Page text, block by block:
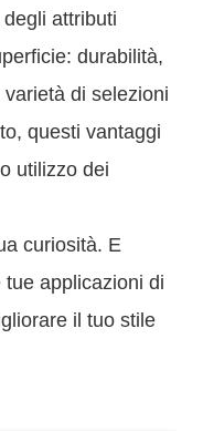
attributi
durabilità,
di selezioni
questi vantaggi
utilizzo dei
curiosità. E
applicazioni di
il tuo stile